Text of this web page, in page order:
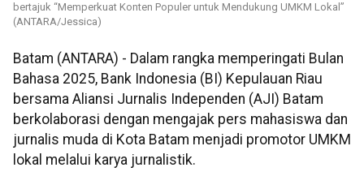
bertajuk “Memperkuat Konten Populer untuk Mendukung UMKM Lokal”
(ANTARA/Jessica)
Batam (ANTARA) - Dalam rangka memperingati Bulan
Bahasa 2025, Bank Indonesia (BI) Kepulauan Riau
bersama Aliansi Jurnalis Independen (AJI) Batam
berkolaborasi dengan mengajak pers mahasiswa dan
jurnalis muda di Kota Batam menjadi promotor UMKM
lokal melalui karya jurnalistik.